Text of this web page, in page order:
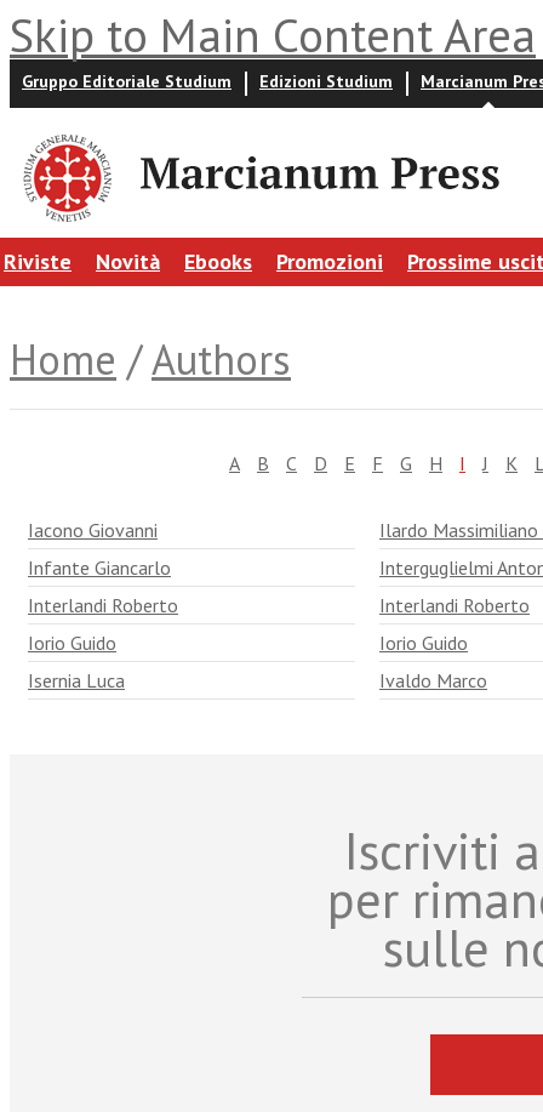
Skip to Main Content Area
Gruppo Editoriale Studium Edizioni Studium Marcianum
Riviste Novità Ebooks Promozioni Prossime
Home /Authors
A B C D E F G H I J K
Iacono Giovanni
Ilardo Massimiliano
Infante Giancarlo
Interguglielmi
Interlandi Roberto
Interlandi Roberto
Iorio Guido
Iorio Guido
Isernia Luca
Ivaldo Marco
Iscriviti
per
sulle